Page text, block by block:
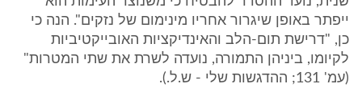
ייפתר באופן שיגרור אחריו מינימום של נזקים". הנה כי
כן, "דרישת תום-הלב והאינדיקציות האובייקטיביות
לקיומו, ביניהן התמורה, נועדה לשרת את שתי המטרות"
(עמ' 131; ההדגשות שלי - ש.ל.).